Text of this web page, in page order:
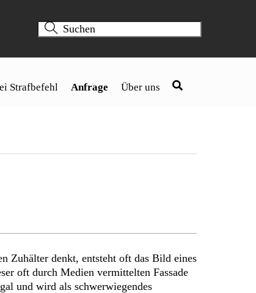
Strafbefehl Anfrage Über uns
Zuhälter denkt, entsteht oft das Bild eines
oft durch Medien vermittelten Fassade
und wird als schwerwiegendes